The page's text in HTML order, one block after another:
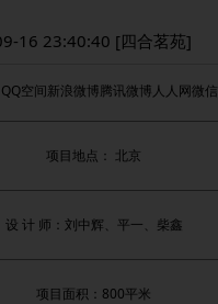
16 23:40:40 [四合茗苑]
QQ空间新浪微博腾讯微博人人网微信
项目地点： 北京
设 计 师：刘中辉、平一、柴鑫
项目面积：800平米